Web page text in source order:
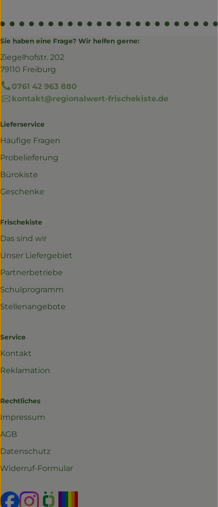
Sie haben eine Frage? Wir helfen gerne:
Ziegelhofstr. 202
79110 Freiburg
0761 42 963 880
kontakt@regionalwert-frischekiste.de
Lieferservice
Häufige Fragen
Probelieferung
Bürokiste
Geschenke
Frischekiste
Das sind wir
Unser Liefergebiet
Partnerbetriebe
Schulprogramm
Stellenangebote
Service
Kontakt
Reklamation
Rechtliches
Impressum
AGB
Datenschutz
Widerruf-Formular
Externer Link zu https://www.facebook.com/
Externer Link zu https://